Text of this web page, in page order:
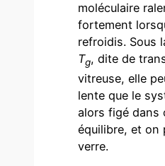
moléculaire
fortement
refroidis. Sous
Tg, dite de
vitreuse, elle
lente que le
alors figé dans
équilibre, et on
verre.